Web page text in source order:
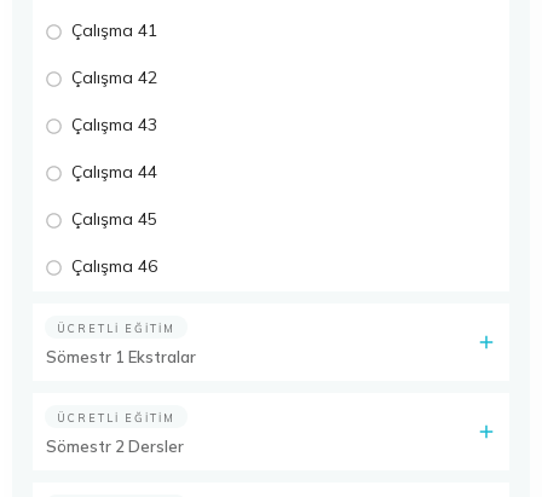
Çalışma 41
Çalışma 42
Çalışma 43
Çalışma 44
Çalışma 45
Çalışma 46
ÜCRETLI EĞITIM
Sömestr 1 Ekstralar
ÜCRETLI EĞITIM
Sömestr 2 Dersler